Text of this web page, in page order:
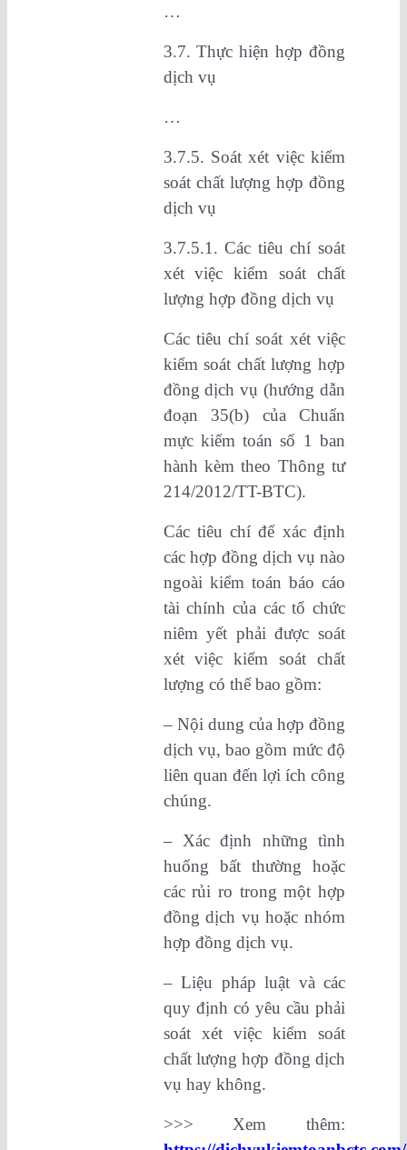
…
3.7. Thực hiện hợp đồng
dịch vụ
…
3.7.5. Soát xét việc kiểm
soát chất lượng hợp đồng
dịch vụ
3.7.5.1. Các tiêu chí soát
xét việc kiểm soát chất
lượng hợp đồng dịch vụ
Các tiêu chí soát xét việc
kiểm soát chất lượng hợp
đồng dịch vụ (hướng dẫn
đoạn 35(b) của Chuẩn
mực kiểm toán số 1 ban
hành kèm theo Thông tư
214/2012/TT-BTC).
Các tiêu chí để xác định
các hợp đồng dịch vụ nào
ngoài kiểm toán báo cáo
tài chính của các tổ chức
niêm yết phải được soát
xét việc kiểm soát chất
lượng có thể bao gồm:
– Nội dung của hợp đồng
dịch vụ, bao gồm mức độ
liên quan đến lợi ích công
chúng.
– Xác định những tình
huống bất thường hoặc
các rủi ro trong một hợp
đồng dịch vụ hoặc nhóm
hợp đồng dịch vụ.
– Liệu pháp luật và các
quy định có yêu cầu phải
soát xét việc kiểm soát
chất lượng hợp đồng dịch
vụ hay không.
>>> Xem thêm: